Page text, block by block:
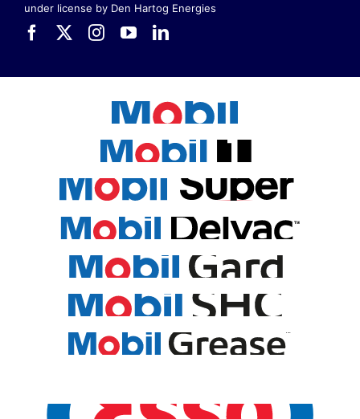
under license by Den Hartog Energies